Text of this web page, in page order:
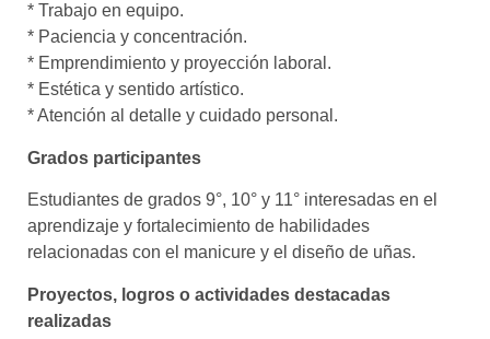
* Trabajo en equipo.
* Paciencia y concentración.
* Emprendimiento y proyección laboral.
* Estética y sentido artístico.
* Atención al detalle y cuidado personal.
Grados participantes
Estudiantes de grados 9°, 10° y 11° interesadas en el
aprendizaje y fortalecimiento de habilidades
relacionadas con el manicure y el diseño de uñas.
Proyectos, logros o actividades destacadas
realizadas